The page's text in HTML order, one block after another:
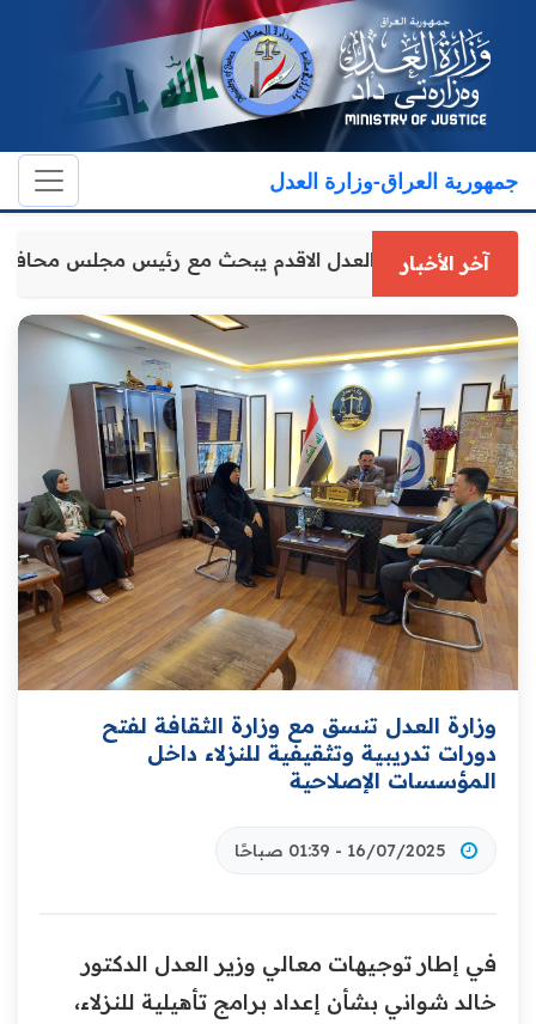
جمهورية العراق-وزارة العدل
آخر الأخباروكيل وزارة العدل الاقدم يبحث مع رئيس مجلس
وزارة العدل تنسق مع وزارة الثقافة لفتح
دورات تدريبية وتثقيفية للنزلاء داخل
المؤسسات الإصلاحية
16/07/2025 - 01:39 صباحًا
في إطار توجيهات معالي وزير العدل الدكتور
خالد شواني بشأن إعداد برامج تأهيلية للنزلاء،